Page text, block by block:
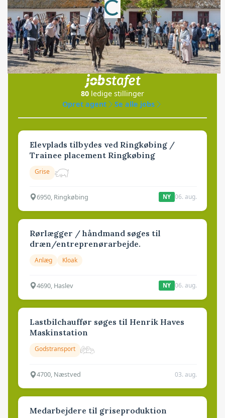
Loading...
Jobs
i samarbejde med
80 ledige stillinger
Opret agent
Se alle jobs
Elevplads tilbydes ved Ringkøbing /
Trainee placement Ringkøbing
Grise
6950, Ringkøbing NY 06. aug.
Rørlægger / håndmand søges til
dræn/entreprenørarbejde.
Anlæg Kloak
4690, Haslev NY 06. aug.
Lastbilchauffør søges til Henrik Haves
Maskinstation
Godstransport
4700, Næstved 03. aug.
Medarbejdere til griseproduktion